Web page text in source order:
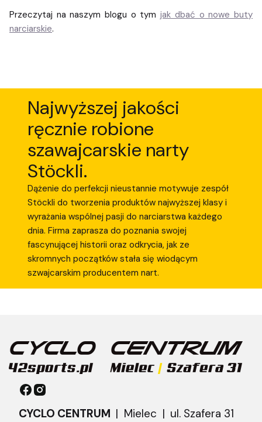
Przeczytaj na naszym blogu o tymjak dbać o nowe buty
narciarskie.
Najwyższej jakości
ręcznie robione
szawajcarskie narty
Stöckli.
Dążenie do perfekcji nieustannie motywuje zespół
Stöckli do tworzenia produktów najwyższej klasy i
wyrażania wspólnej pasji do narciarstwa każdego
dnia. Firma zaprasza do poznania swojej
fascynującej historii oraz odkrycia, jak ze
skromnych początków stała się wiodącym
szwajcarskim producentem nart.
CYCLO CENTRUM | Mielec | ul. Szafera 31